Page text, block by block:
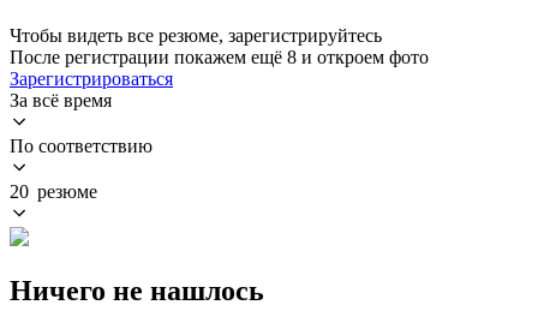
Чтобы видеть все резюме, зарегистрируйтесь
После регистрации покажем ещё 8 и откроем фото
Зарегистрироваться
За всё время
По соответствию
20 резюме
Ничего не нашлось